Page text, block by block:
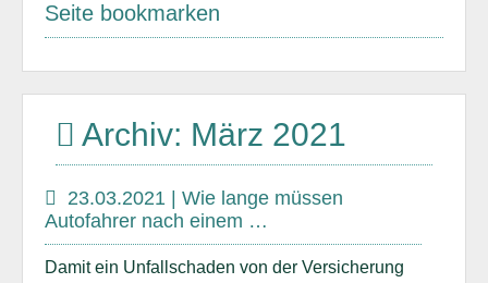
Seite bookmarken
Archiv: März 2021
23.03.2021 | Wie lange müssen
Autofahrer nach einem …
Damit ein Unfallschaden von der Versicherung